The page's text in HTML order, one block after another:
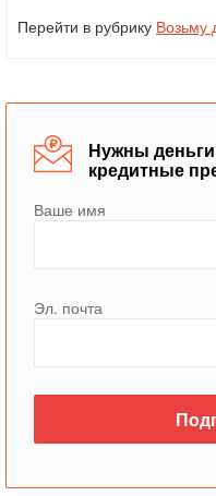
Перейти в рубрику Возьму
Нужны
кредитные
Ваше имя
Эл. почта